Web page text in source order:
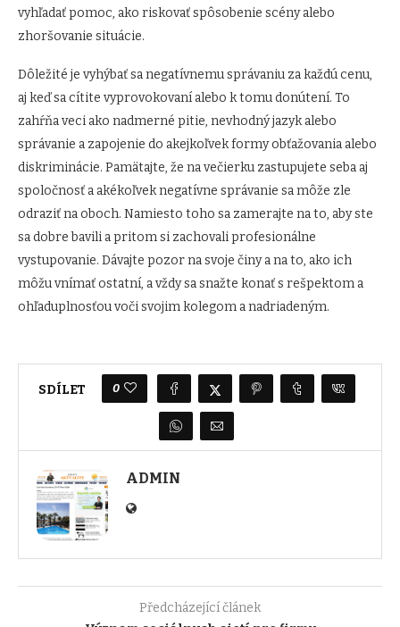
vyhľadať pomoc, ako riskovať spôsobenie scény alebo
zhoršovanie situácie.
Dôležité je vyhýbať sa negatívnemu správaniu za každú cenu,
aj keď sa cítite vyprovokovaní alebo k tomu donútení. To
zahŕňa veci ako nadmerné pitie, nevhodný jazyk alebo
správanie a zapojenie do akejkoľvek formy obťažovania alebo
diskriminácie. Pamätajte, že na večierku zastupujete seba aj
spoločnosť a akékoľvek negatívne správanie sa môže zle
odraziť na oboch. Namiesto toho sa zamerajte na to, aby ste
sa dobre bavili a pritom si zachovali profesionálne
vystupovanie. Dávajte pozor na svoje činy a na to, ako ich
môžu vnímať ostatní, a vždy sa snažte konať s rešpektom a
ohľaduplnosťou voči svojim kolegom a nadriadeným.
SDÍLET 0
ADMIN
Předcházející článek